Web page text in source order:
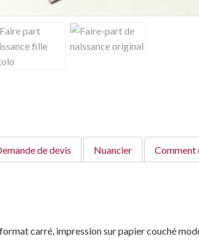
de devis Nuancier Comment
carré, impression sur papier couché